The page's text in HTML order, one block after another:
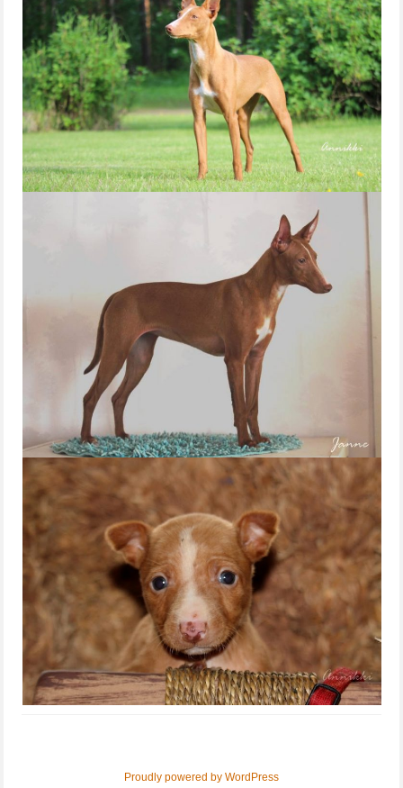
Proudly powered by WordPress